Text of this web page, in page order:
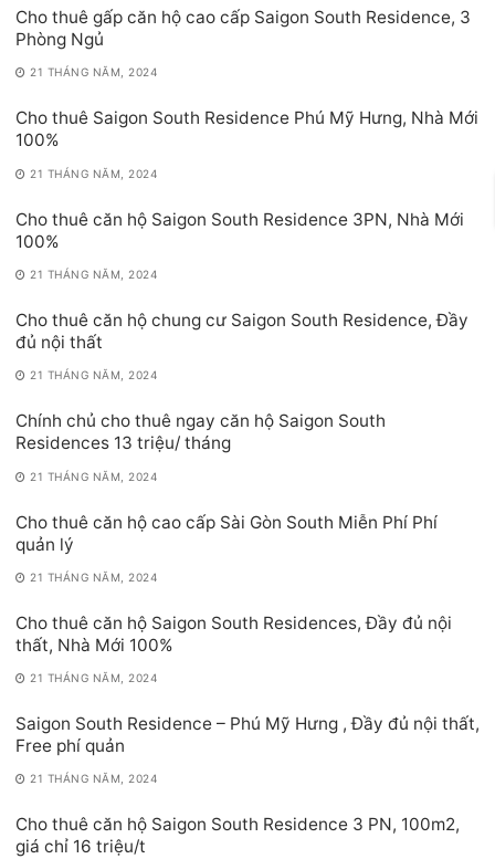
Cho thuê gấp căn hộ cao cấp Saigon South Residence, 3
Phòng Ngủ
21 THÁNG NĂM, 2024
Cho thuê Saigon South Residence Phú Mỹ Hưng, Nhà Mới
100%
21 THÁNG NĂM, 2024
Cho thuê căn hộ Saigon South Residence 3PN, Nhà Mới
100%
21 THÁNG NĂM, 2024
Cho thuê căn hộ chung cư Saigon South Residence, Đầy
đủ nội thất
21 THÁNG NĂM, 2024
Chính chủ cho thuê ngay căn hộ Saigon South
Residences 13 triệu/ tháng
21 THÁNG NĂM, 2024
Cho thuê căn hộ cao cấp Sài Gòn South Miễn Phí Phí
quản lý
21 THÁNG NĂM, 2024
Cho thuê căn hộ Saigon South Residences, Đầy đủ nội
thất, Nhà Mới 100%
21 THÁNG NĂM, 2024
Saigon South Residence – Phú Mỹ Hưng , Đầy đủ nội thất,
Free phí quản
21 THÁNG NĂM, 2024
Cho thuê căn hộ Saigon South Residence 3 PN, 100m2,
giá chỉ 16 triệu/t